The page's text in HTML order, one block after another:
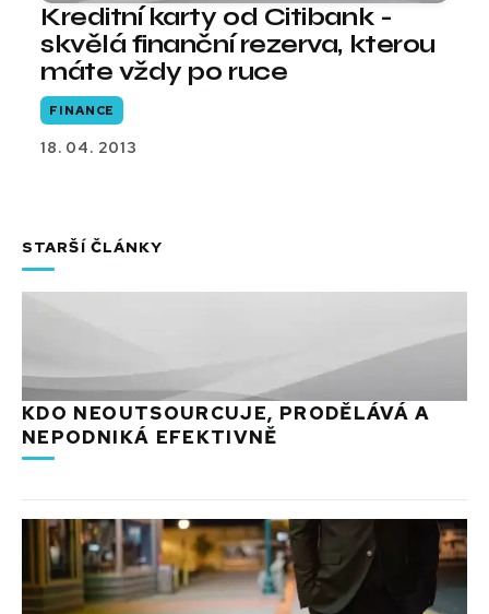
Kreditní karty od Citibank -
skvělá finanční rezerva, kterou
máte vždy po ruce
FINANCE
18. 04. 2013
STARŠÍ ČLÁNKY
KDO NEOUTSOURCUJE, PRODĚLÁVÁ A
NEPODNIKÁ EFEKTIVNĚ